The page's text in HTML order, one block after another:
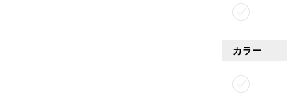
カラー